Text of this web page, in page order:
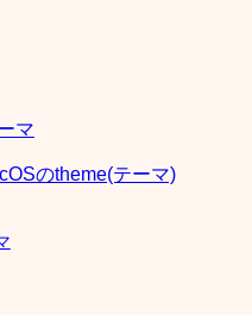
マ
のtheme(テーマ)